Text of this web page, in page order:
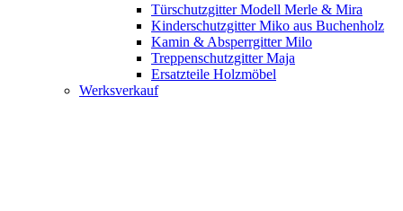
Türschutzgitter Modell Merle & Mira
Kinderschutzgitter Miko aus Buchenholz
Kamin & Absperrgitter Milo
Treppenschutzgitter Maja
Ersatzteile Holzmöbel
Werksverkauf